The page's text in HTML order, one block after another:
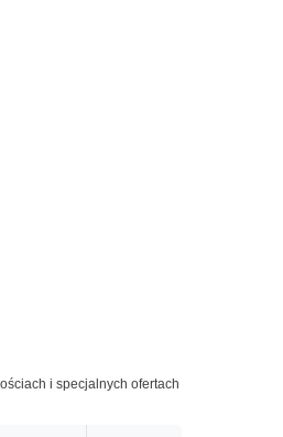
i specjalnych ofertach